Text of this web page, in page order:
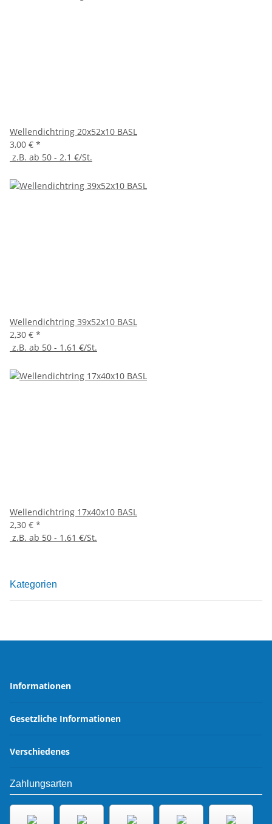
Wellendichtring 20x52x10 BASL
3,00 € *
z.B. ab 50 - 2.1 €/St.
Wellendichtring 39x52x10 BASL
2,30 € *
z.B. ab 50 - 1.61 €/St.
Wellendichtring 17x40x10 BASL
2,30 € *
z.B. ab 50 - 1.61 €/St.
Kategorien
Informationen
Gesetzliche Informationen
Verschiedenes
Zahlungsarten